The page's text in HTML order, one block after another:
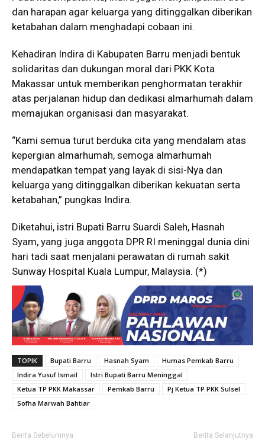
dan harapan agar keluarga yang ditinggalkan diberikan
ketabahan dalam menghadapi cobaan ini.
Kehadiran Indira di Kabupaten Barru menjadi bentuk
solidaritas dan dukungan moral dari PKK Kota
Makassar untuk memberikan penghormatan terakhir
atas perjalanan hidup dan dedikasi almarhumah dalam
memajukan organisasi dan masyarakat.
“Kami semua turut berduka cita yang mendalam atas
kepergian almarhumah, semoga almarhumah
mendapatkan tempat yang layak di sisi-Nya dan
keluarga yang ditinggalkan diberikan kekuatan serta
ketabahan,” pungkas Indira.
Diketahui, istri Bupati Barru Suardi Saleh, Hasnah
Syam, yang juga anggota DPR RI meninggal dunia dini
hari tadi saat menjalani perawatan di rumah sakit
Sunway Hospital Kuala Lumpur, Malaysia. (*)
TOPIK Bupati Barru Hasnah Syam
Humas Pemkab Barru
Indira Yusuf Ismail
Istri Bupati Barru Meninggal
Ketua TP PKK Makassar
Pemkab Barru
Pj Ketua TP PKK Sulsel
Sofha Marwah Bahtiar
Berita Sebelumnya Berita Selanjutnya